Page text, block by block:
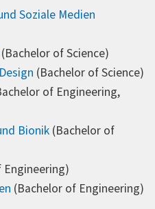
Soziale Medien
(Bachelor of Science)
(Bachelor of Science)
of Engineering,
Bionik (Bachelor of
(Bachelor of Engineering)